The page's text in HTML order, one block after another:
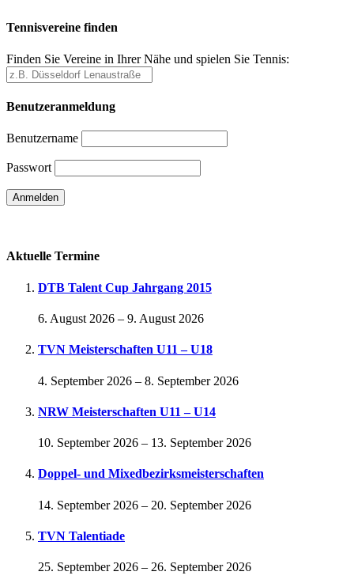
Tennisvereine finden
Finden Sie Vereine in Ihrer Nähe und spielen Sie Tennis:
Benutzeranmeldung
Benutzername
Passwort
Aktuelle Termine
DTB Talent Cup Jahrgang 2015
6. August 2026 – 9. August 2026
TVN Meisterschaften U11 – U18
4. September 2026 – 8. September 2026
NRW Meisterschaften U11 – U14
10. September 2026 – 13. September 2026
Doppel- und Mixedbezirksmeisterschaften
14. September 2026 – 20. September 2026
TVN Talentiade
25. September 2026 – 26. September 2026